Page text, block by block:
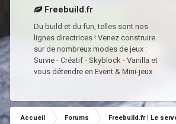
Freebuild.fr
Du build et du fun, telles sont nos
lignes directrices ! Venez construire
sur de nombreux modes de jeux :
Survie - Créatif - Skyblock - Vanilla et
vous détendre en Event & Mini-jeux
Accueil Forums Freebuild.fr | Le